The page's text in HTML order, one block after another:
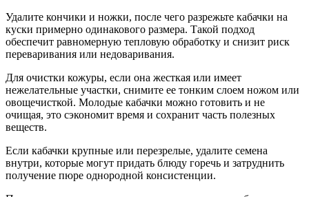
Удалите кончики и ножки, после чего разрежьте кабачки на
куски примерно одинакового размера. Такой подход
обеспечит равномерную тепловую обработку и снизит риск
переваривания или недоваривания.
Для очистки кожуры, если она жесткая или имеет
нежелательные участки, снимите ее тонким слоем ножом или
овощечисткой. Молодые кабачки можно готовить и не
очищая, это сэкономит время и сохранит часть полезных
веществ.
Если кабачки крупные или перезрелые, удалите семена
внутри, которые могут придать блюду горечь и затруднить
получение пюре однородной консистенции.